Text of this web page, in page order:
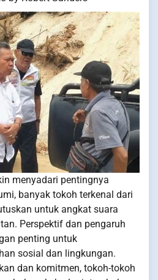
menyadari pentingnya
banyak tokoh terkenal dari
untuk angkat suara
Perspektif dan pengaruh
penting untuk
sosial dan lingkungan.
dan komitmen, tokoh-tokoh